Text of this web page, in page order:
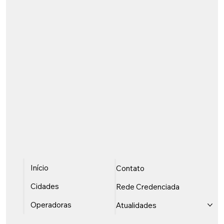
Início
Cidades
Operadoras
Contato
Rede Credenciada
Atualidades